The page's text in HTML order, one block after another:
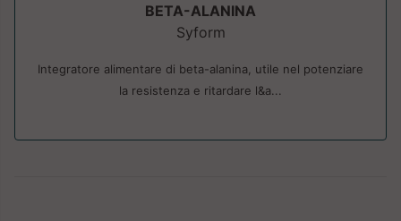
BETA-ALANINA
Syform
Integratore alimentare di beta-alanina, utile nel potenziare
la resistenza e ritardare l&a...